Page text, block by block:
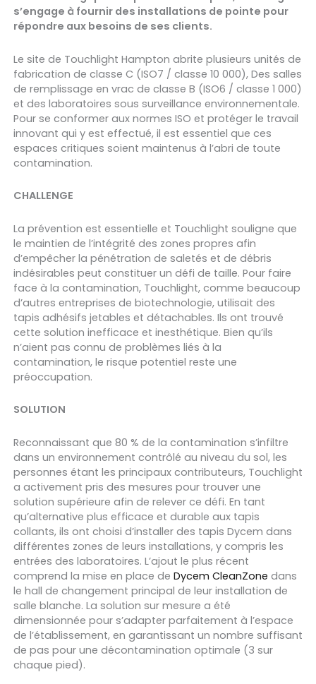
s’engage à fournir des installations de pointe pour
répondre aux besoins de ses clients.
Le site de Touchlight Hampton abrite plusieurs unités de
fabrication de classe C (ISO7 / classe 10 000), Des salles
de remplissage en vrac de classe B (ISO6 / classe 1 000)
et des laboratoires sous surveillance environnementale.
Pour se conformer aux normes ISO et protéger le travail
innovant qui y est effectué, il est essentiel que ces
espaces critiques soient maintenus à l’abri de toute
contamination.
CHALLENGE
La prévention est essentielle et Touchlight souligne que
le maintien de l’intégrité des zones propres afin
d’empêcher la pénétration de saletés et de débris
indésirables peut constituer un défi de taille. Pour faire
face à la contamination, Touchlight, comme beaucoup
d’autres entreprises de biotechnologie, utilisait des
tapis adhésifs jetables et détachables. Ils ont trouvé
cette solution inefficace et inesthétique. Bien qu’ils
n’aient pas connu de problèmes liés à la
contamination, le risque potentiel reste une
préoccupation.
SOLUTION
Reconnaissant que 80 % de la contamination s’infiltre
dans un environnement contrôlé au niveau du sol, les
personnes étant les principaux contributeurs, Touchlight
a activement pris des mesures pour trouver une
solution supérieure afin de relever ce défi. En tant
qu’alternative plus efficace et durable aux tapis
collants, ils ont choisi d’installer des tapis Dycem dans
différentes zones de leurs installations, y compris les
entrées des laboratoires. L’ajout le plus récent
comprend la mise en place de Dycem CleanZone dans
le hall de changement principal de leur installation de
salle blanche. La solution sur mesure a été
dimensionnée pour s’adapter parfaitement à l’espace
de l’établissement, en garantissant un nombre suffisant
de pas pour une décontamination optimale (3 sur
chaque pied).